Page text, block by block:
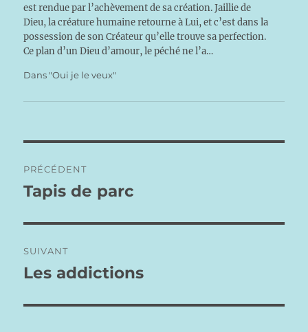
est rendue par l’achèvement de sa création. Jaillie de
Dieu, la créature humaine retourne à Lui, et c’est dans la
possession de son Créateur qu’elle trouve sa perfection.
Ce plan d’un Dieu d’amour, le péché ne l’a…
Dans "Oui je le veux"
de
PRÉCÉDENT
Publication
Tapis de parc
SUIVANT
Publication
Les addictions